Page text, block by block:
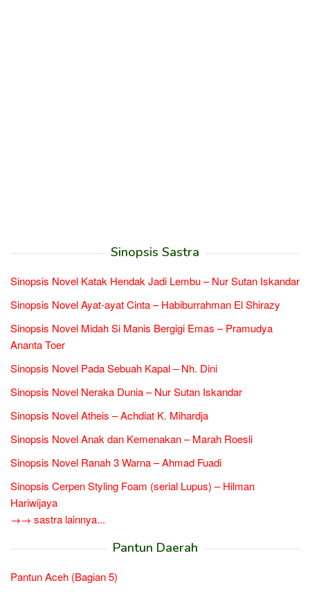
Sinopsis Sastra
Sinopsis Novel Katak Hendak Jadi Lembu – Nur Sutan Iskandar
Sinopsis Novel Ayat-ayat Cinta – Habiburrahman El Shirazy
Sinopsis Novel Midah Si Manis Bergigi Emas – Pramudya
Ananta Toer
Sinopsis Novel Pada Sebuah Kapal – Nh. Dini
Sinopsis Novel Neraka Dunia – Nur Sutan Iskandar
Sinopsis Novel Atheis – Achdiat K. Mihardja
Sinopsis Novel Anak dan Kemenakan – Marah Roesli
Sinopsis Novel Ranah 3 Warna – Ahmad Fuadi
Sinopsis Cerpen Styling Foam (serial Lupus) – Hilman
Hariwijaya
→→ sastra lainnya...
Pantun Daerah
Pantun Aceh (Bagian 5)